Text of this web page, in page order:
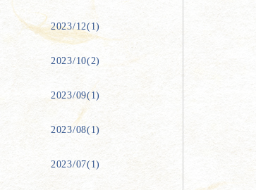
2023/12(1)
2023/10(2)
2023/09(1)
2023/08(1)
2023/07(1)